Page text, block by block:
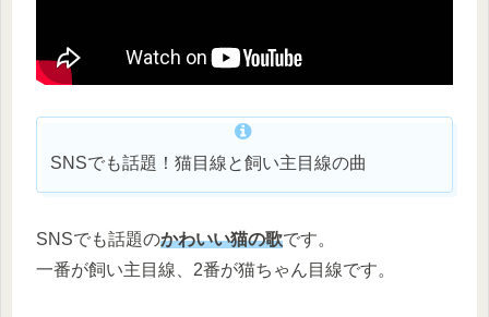
SNSでも話題！猫目線と飼い主目線の曲
SNSでも話題のかわいい猫の歌です。
一番が飼い主目線、2番が猫ちゃん目線です。